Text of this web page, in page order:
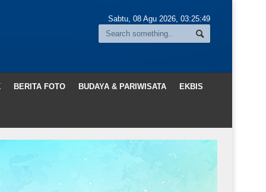
Sabtu, 08 Agu 2026, 03:25:50
BERITA FOTO BUDAYA & PARIWISATA EKBIS